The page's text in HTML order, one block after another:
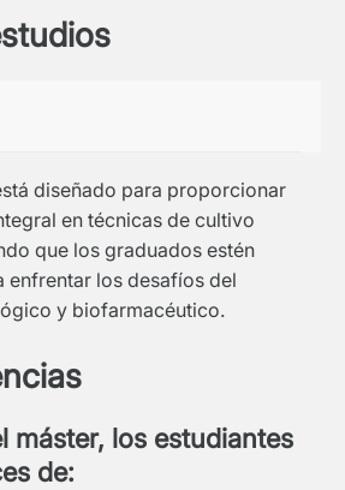
diseñado para proporcionar
en técnicas de cultivo
que los graduados estén
enfrentar los desafíos del
y biofarmacéutico.
máster, los estudiantes
de: